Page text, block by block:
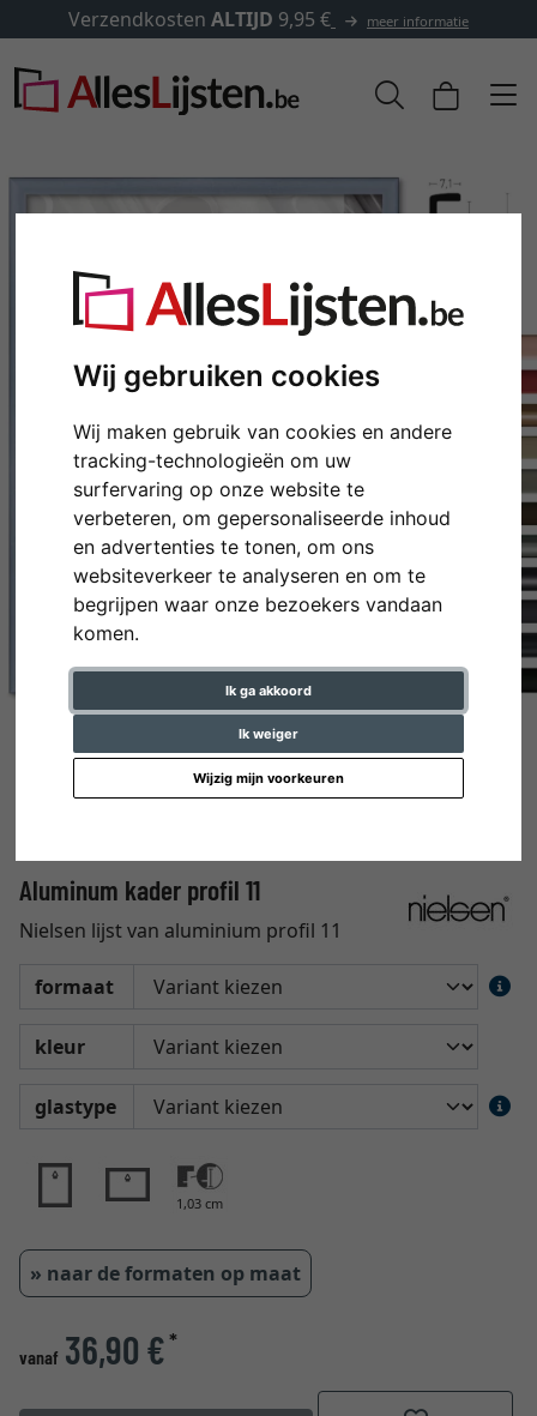
Wij gebruiken cookies
Wij maken gebruik van cookies en andere
tracking-technologieën om uw
surfervaring op onze website te
verbeteren, om gepersonaliseerde inhoud
en advertenties te tonen, om ons
websiteverkeer te analyseren en om te
begrijpen waar onze bezoekers vandaan
komen.
Ik ga akkoord
Ik weiger
Wijzig mijn voorkeuren
✓500.000 artikelen om uit te kiezen
Terug
Aluminum kader profil 11
Nielsen lijst van aluminium profil 11
formaat
kleur
glastype
1,03 cm
» naar de formaten op maat
vanaf 36,90 €*